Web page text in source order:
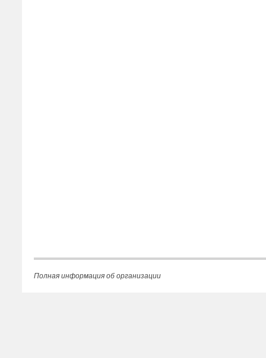
Полная информация об организации